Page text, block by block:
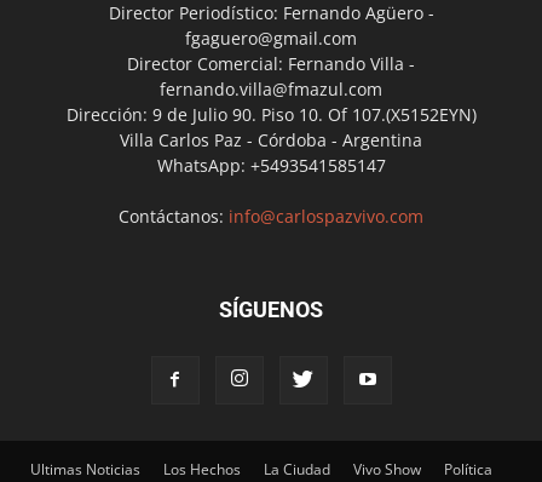
Director Periodístico: Fernando Agüero -
fgaguero@gmail.com
Director Comercial: Fernando Villa -
fernando.villa@fmazul.com
Dirección: 9 de Julio 90. Piso 10. Of 107.(X5152EYN)
Villa Carlos Paz - Córdoba - Argentina
WhatsApp: +5493541585147
Contáctanos: info@carlospazvivo.com
SÍGUENOS
Ultimas Noticias Los Hechos La Ciudad Vivo Show Política